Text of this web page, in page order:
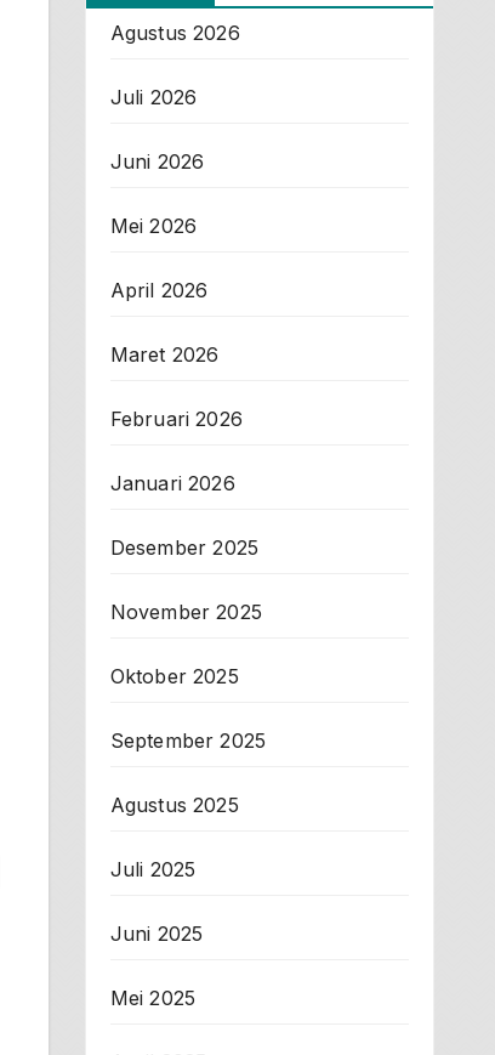
Agustus 2026
Juli 2026
Juni 2026
Mei 2026
April 2026
Maret 2026
Februari 2026
Januari 2026
Desember 2025
November 2025
Oktober 2025
September 2025
Agustus 2025
Juli 2025
Juni 2025
Mei 2025